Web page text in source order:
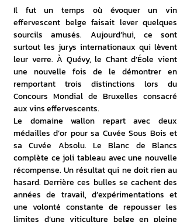
Il fut un temps où évoquer un vin
effervescent belge faisait lever quelques
sourcils amusés. Aujourd’hui, ce sont
surtout les jurys internationaux qui lèvent
leur verre. À Quévy, le Chant d’Éole vient
une nouvelle fois de le démontrer en
remportant trois distinctions lors du
Concours Mondial de Bruxelles consacré
aux vins effervescents.
Le domaine wallon repart avec deux
médailles d’or pour sa Cuvée Sous Bois et
sa Cuvée Absolu. Le Blanc de Blancs
complète ce joli tableau avec une nouvelle
récompense. Un résultat qui ne doit rien au
hasard. Derrière ces bulles se cachent des
années de travail, d’expérimentations et
une volonté constante de repousser les
limites d’une viticulture belge en pleine